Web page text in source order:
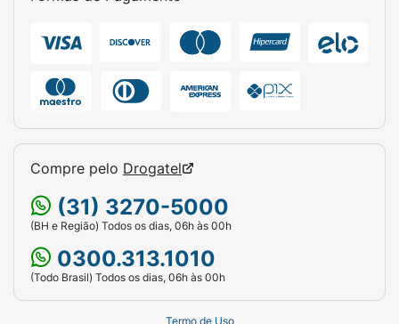
Compre pelo Drogatel
(31) 3270-5000
(BH e Região) Todos os dias, 06h às 00h
0300.313.1010
(Todo Brasil) Todos os dias, 06h às 00h
Termo de Uso